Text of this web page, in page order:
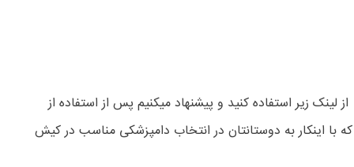
زیر استفاده کنید و پیشنهاد میکنیم پس از استفاده از
با اینکار به دوستانتان در انتخاب دامپزشکی مناسب در کیش